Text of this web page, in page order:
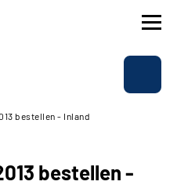
bestellen - Inland
bestellen -